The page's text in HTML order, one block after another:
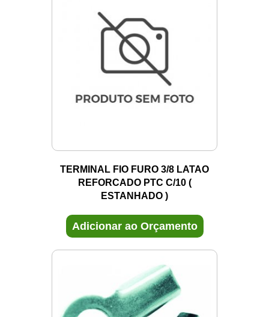
TERMINAL FIO FURO 3/8 LATAO
REFORCADO PTC C/10 (
ESTANHADO )
Adicionar ao Orçamento